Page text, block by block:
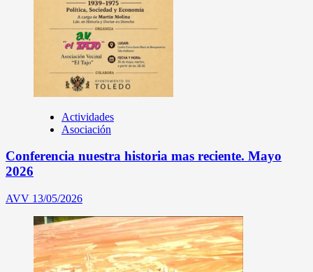
Actividades
Asociación
Conferencia nuestra historia mas reciente. Mayo
2026
AVV 13/05/2026